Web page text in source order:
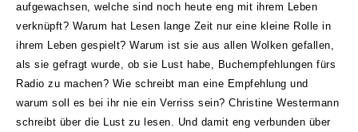
aufgewachsen, welche sind noch heute eng mit ihrem Leben
verknüpft? Warum hat Lesen lange Zeit nur eine kleine Rolle in
ihrem Leben gespielt? Warum ist sie aus allen Wolken gefallen,
als sie gefragt wurde, ob sie Lust habe, Buchempfehlungen fürs
Radio zu machen? Wie schreibt man eine Empfehlung und
warum soll es bei ihr nie ein Verriss sein? Christine Westermann
schreibt über die Lust zu lesen. Und damit eng verbunden über